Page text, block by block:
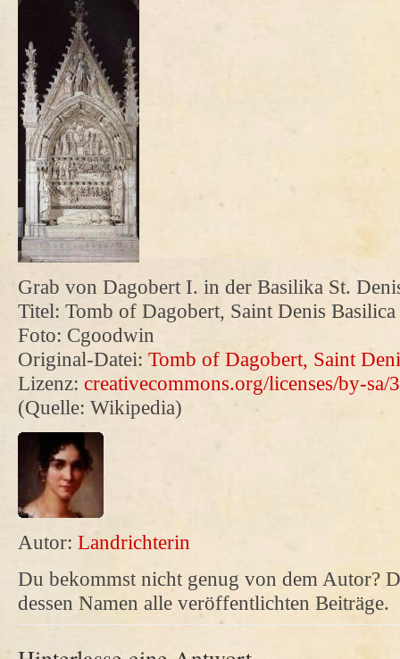
Grab von Dagobert I. in der Basilika St.
Titel: Tomb of Dagobert, Saint Denis Basilica
Foto: Cgoodwin
Original-Datei: Tomb of Dagobert, Saint
Lizenz: creativecommons.org/licenses/by-sa/
(Quelle: Wikipedia)
Autor: Landrichterin
Du bekommst nicht genug von dem Autor?
dessen Namen alle veröffentlichten Beiträge.